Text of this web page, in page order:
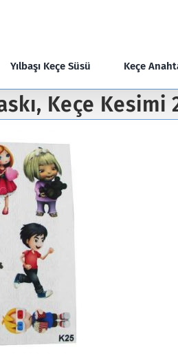
Yılbaşı Keçe Süsü Keçe
Keçe Kesimi